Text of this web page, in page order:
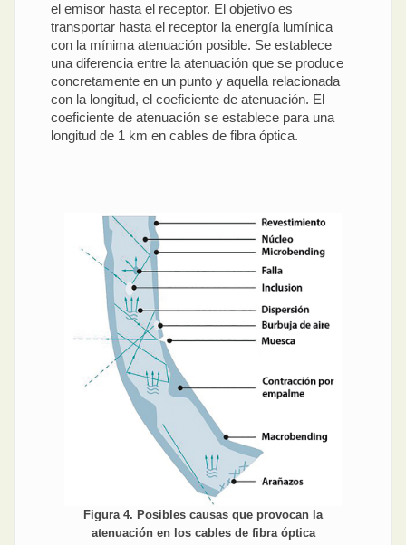
el emisor hasta el receptor. El objetivo es
transportar hasta el receptor la energía lumínica
con la mínima atenuación posible. Se establece
una diferencia entre la atenuación que se produce
concretamente en un punto y aquella relacionada
con la longitud, el coeficiente de atenuación. El
coeficiente de atenuación se establece para una
longitud de 1 km en cables de fibra óptica.
Figura 4. Posibles causas que provocan la
atenuación en los cables de fibra óptica